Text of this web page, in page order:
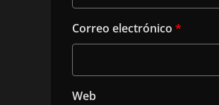
Correo electrónico *
Web